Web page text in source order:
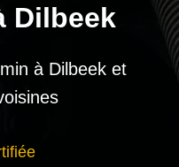
Dilbeek
à Dilbeek et